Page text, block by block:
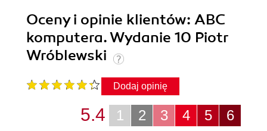
Oceny i opinie klientów: ABC
komputera. Wydanie 10 Piotr
Wróblewski
Dodaj opinię
6
5
4
3
2
1
5.4